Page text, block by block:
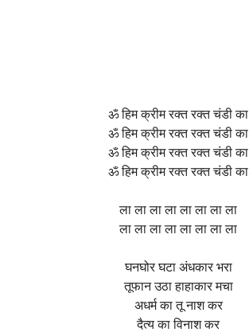
ॐ हिम क्रीम रक्त रक्त चंडी का
ॐ हिम क्रीम रक्त रक्त चंडी का
ॐ हिम क्रीम रक्त रक्त चंडी का
ॐ हिम क्रीम रक्त रक्त चंडी का
ला ला ला ला ला ला ला ला
ला ला ला ला ला ला ला ला
घनघोर घटा अंधकार भरा
तूफान उठा हाहाकार मचा
अधर्म का तू नाश कर
दैत्य का विनाश कर